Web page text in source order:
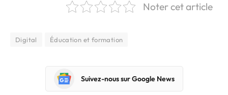
Noter cet article
Digital Éducation et formation
Suivez-nous sur Google News